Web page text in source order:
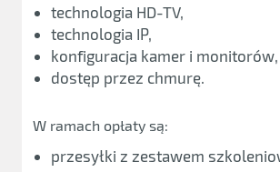
technologia HD-TV,
technologia IP,
konfiguracja kamer i monitorów,
dostęp przez chmurę.
W ramach opłaty są:
przesyłki z zestawem